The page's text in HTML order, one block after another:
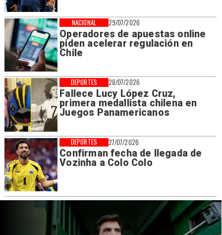
29/07/2026
Operadores de apuestas online
piden acelerar regulación en
Chile
NACIONAL
28/07/2026
Fallece Lucy López Cruz,
primera medallista chilena en
Juegos Panamericanos
DEPORTES
27/07/2026
Confirman fecha de llegada de
Vozinha a Colo Colo
DEPORTES